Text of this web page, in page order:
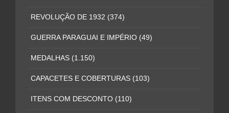
REVOLUÇÃO DE 1932 (374)
GUERRA PARAGUAI E IMPÉRIO (49)
MEDALHAS (1.150)
CAPACETES E COBERTURAS (103)
ITENS COM DESCONTO (110)